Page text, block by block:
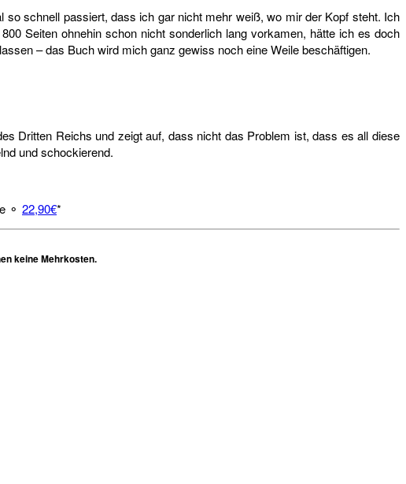
schnell passiert, dass ich gar nicht mehr weiß, wo mir der Kopf steht. Ich
Seiten ohnehin schon nicht sonderlich lang vorkamen, hätte ich es doch
– das Buch wird mich ganz gewiss noch eine Weile beschäftigen.
Dritten Reichs und zeigt auf, dass nicht das Problem ist, dass es all diese
und schockierend.
⚬ 22,90€*
keine Mehrkosten.